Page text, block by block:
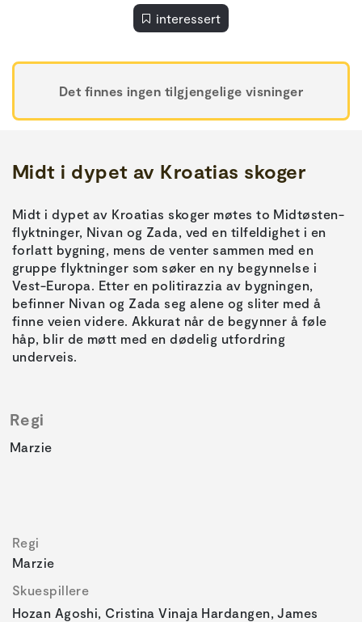
interessert
Det finnes ingen tilgjengelige visninger
Midt i dypet av Kroatias skoger
Midt i dypet av Kroatias skoger møtes to Midtøsten-
flyktninger, Nivan og Zada, ved en tilfeldighet i en
forlatt bygning, mens de venter sammen med en
gruppe flyktninger som søker en ny begynnelse i
Vest-Europa. Etter en politirazzia av bygningen,
befinner Nivan og Zada ​​seg alene og sliter med å
finne veien videre. Akkurat når de begynner å føle
håp, blir de møtt med en dødelig utfordring
underveis.
Regi
Marzie
Regi
Marzie
Skuespillere
Hozan Agoshi, Cristina Vinaja Hardangen, James